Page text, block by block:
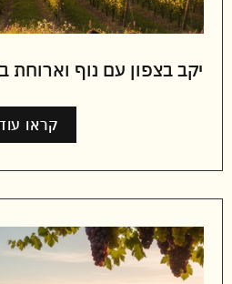
יקב בצפון עם נוף וארוחת
קראו